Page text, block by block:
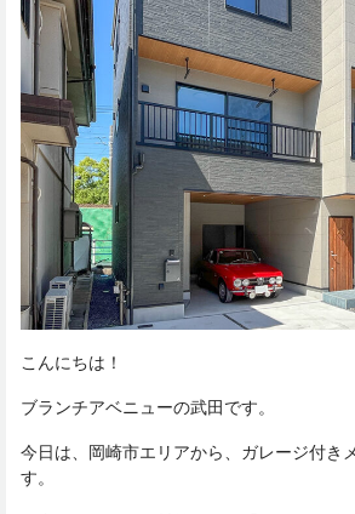
こんにちは！
ブランチアベニューの武田です。
今日は、岡崎市エリアから、ガレージ付き
す。